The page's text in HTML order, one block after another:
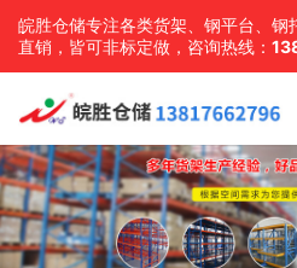
皖胜仓储专注各类货架、钢平台、钢
直销，皆可非标定做，咨询热线：